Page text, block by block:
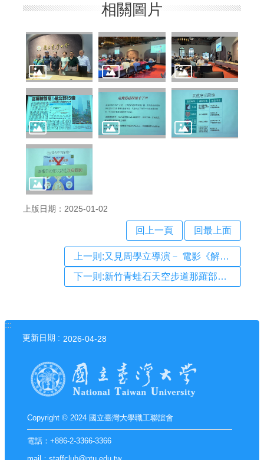
相關圖片
上版日期：2025-01-02
回上一頁 回最上面
上一則:又見周學立導演－ 電影《解碼》愛情十大懸疑」影音演講會
下一則:新竹青蛙石天空步道那羅部落一日遊
:::
更新日期 2026-04-28
Copyright © 2024 國立臺灣大學職工聯誼會
電話：+886-2-3366-3366